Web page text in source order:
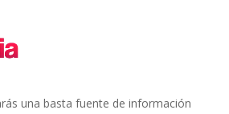
una basta fuente de información